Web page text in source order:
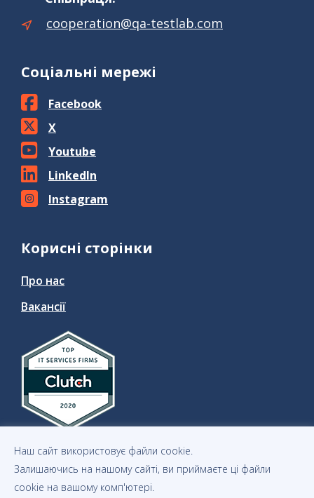
cooperation@qa-testlab.com
Соціальні мережі
Facebook
X
Youtube
LinkedIn
Instagram
Корисні сторінки
Про нас
Вакансії
Наш сайт використовує файли cookie.
Залишаючись на нашому сайті, ви приймаєте ці файли
cookie на вашому комп'ютері.